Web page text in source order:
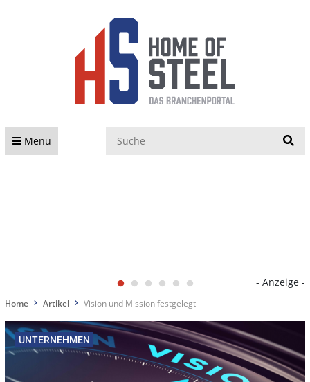
Menü
- Anzeige -
Home Artikel Vision und Mission festgelegt
UNTERNEHMEN